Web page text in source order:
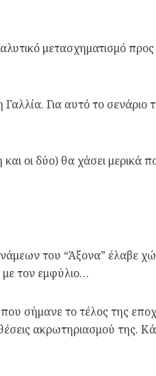
μετασχηματισμό
Για αυτό το σενάριο
οι δύο) θα χάσει μερικά
του “Άξονα” έλαβε
τον εμφύλιο…
σήμανε το τέλος της
ακρωτηριασμού της.